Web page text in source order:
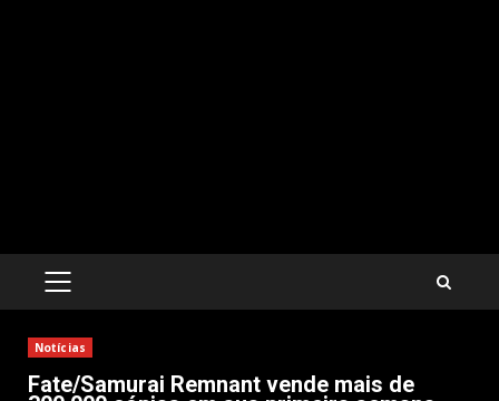
PRIMARY
Notícias
Fate/Samurai Remnant vende mais de